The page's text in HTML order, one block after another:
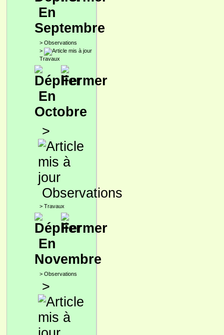
En
Septembre
> Observations
>
Travaux
En
Octobre
>
Observations
> Travaux
En
Novembre
> Observations
>